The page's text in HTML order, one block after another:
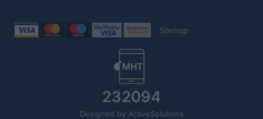
Sitemap
232094
Designed by ActiveSolutions